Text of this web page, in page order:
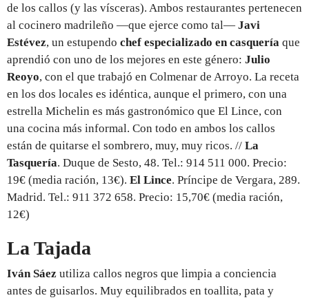
de los callos (y las vísceras). Ambos restaurantes pertenecen
al cocinero madrileño —que ejerce como tal— Javi
Estévez, un estupendo chef especializado en casquería que
aprendió con uno de los mejores en este género: Julio
Reoyo, con el que trabajó en Colmenar de Arroyo. La receta
en los dos locales es idéntica, aunque el primero, con una
estrella Michelin es más gastronómico que El Lince, con
una cocina más informal. Con todo en ambos los callos
están de quitarse el sombrero, muy, muy ricos. // La
Tasquería. Duque de Sesto, 48. Tel.: 914 511 000. Precio:
19€ (media ración, 13€). El Lince. Príncipe de Vergara, 289.
Madrid. Tel.: 911 372 658. Precio: 15,70€ (media ración,
12€)
La Tajada
Iván Sáez utiliza callos negros que limpia a conciencia
antes de guisarlos. Muy equilibrados en toallita, pata y